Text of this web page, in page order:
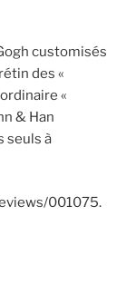
customisés
des «
«
& Han
seuls à
001075.